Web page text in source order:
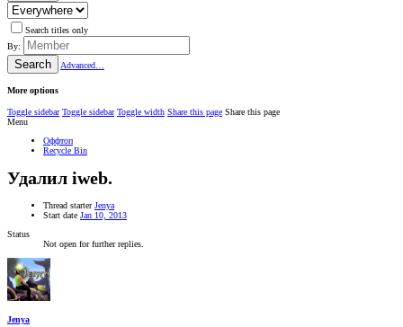
Search titles only
By:
Search Advanced…
More options
Toggle sidebar Toggle sidebar Toggle width Share this page Share this page
Menu
Оффтоп
Recycle Bin
Удалил iweb.
Thread starter Jenya
Start date Jan 10, 2013
Status
Not open for further replies.
Jenya